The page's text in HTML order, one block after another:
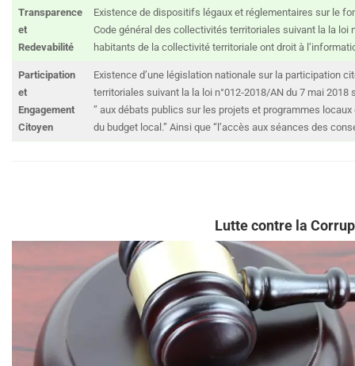
Transparence
et
Redevabilité
Existence de dispositifs légaux et réglementaires sur le
Code général des collectivités territoriales suivant la la loi
habitants de la collectivité territoriale ont droit à
Participation
et
Engagement
Citoyen
Existence d’une législation nationale sur la participation
territoriales suivant la la loi n°012‐2018/AN du 7 mai
” aux débats publics sur les projets et programmes
du budget local.” Ainsi que “l’accès aux séances des
Lutte contre la